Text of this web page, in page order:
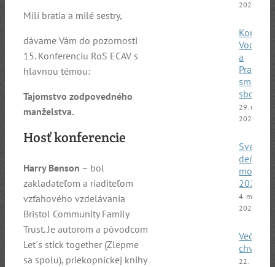
Milí bratia a milé sestry,
dávame Vám do pozornosti
15. Konferenciu RoS ECAV s
hlavnou témou:
Tajomstvo zodpovedného
manželstva.
Hosť konferencie
Harry Benson – bol
zakladateľom a riaditeľom
vzťahového vzdelávania
Bristol Community Family
Trust. Je autorom a pôvodcom
Let´s stick together (Zlepme
sa spolu), priekopníckej knihy
2025
Koncert
Vocals
a
Pražský
smíšený
sbor
29. marca
2025
Svetový
deň
2025
4. marca
2025
Večer
chvál
22.